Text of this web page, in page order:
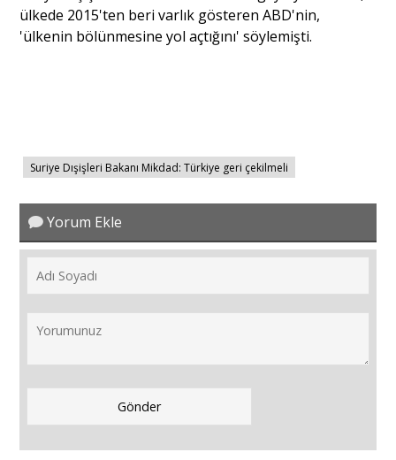
ülkede 2015'ten beri varlık gösteren ABD'nin,
'ülkenin bölünmesine yol açtığını' söylemişti.
Suriye Dışişleri Bakanı Mikdad: Türkiye geri çekilmeli
Yorum Ekle